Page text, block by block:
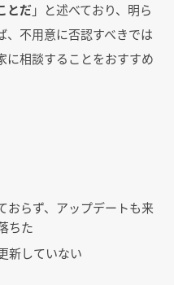
とだ」と述べており、明ら
、不用意に否認すべきでは
に相談することをおすすめ
おらず、アップデートも来
ちた
新していない